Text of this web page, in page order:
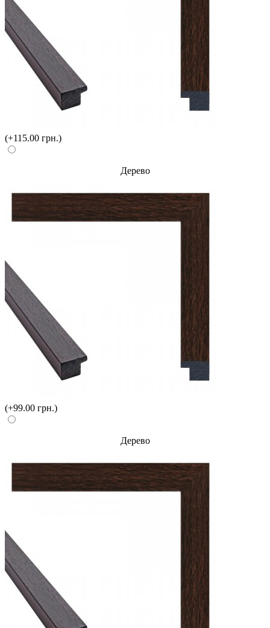
(+115.00 грн.)
Дерево
(+99.00 грн.)
Дерево